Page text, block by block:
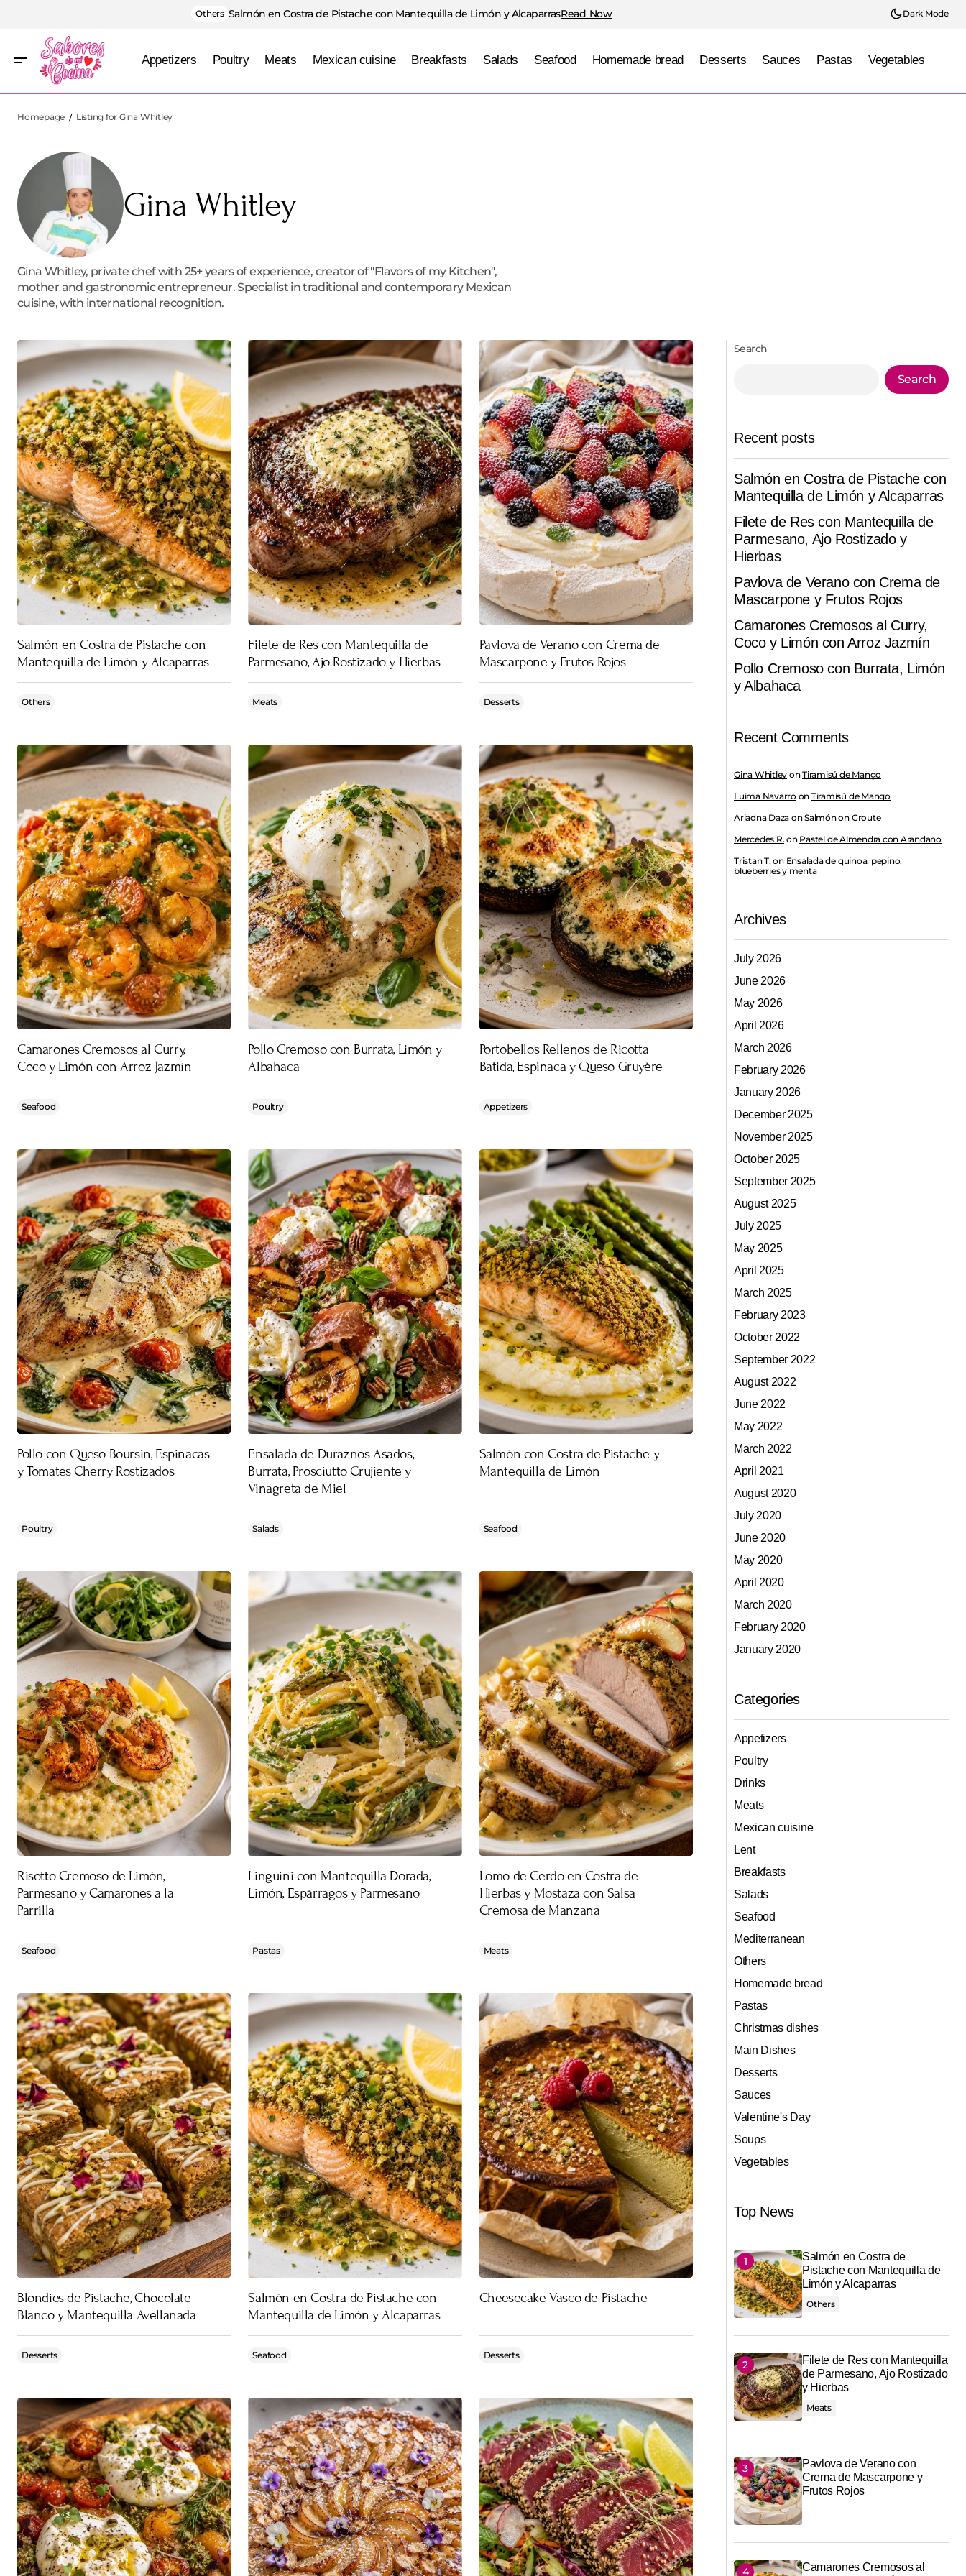
Others Salmón en Costra de Pistache con Mantequilla de Limón y AlcaparrasRead Now Dark Mode
Appetizers Poultry Meats Mexican cuisine Breakfasts Salads Seafood Homemade bread Desserts Sauces Pastas Vegetables
Homepage Listing for Gina Whitley
Gina Whitley
Gina Whitley, private chef with 25+ years of experience, creator of "Flavors of my Kitchen",
mother and gastronomic entrepreneur. Specialist in traditional and contemporary Mexican
cuisine, with international recognition.
Salmón en Costra de Pistache con
Mantequilla de Limón y Alcaparras
Others
Filete de Res con Mantequilla de
Parmesano, Ajo Rostizado y Hierbas
Meats
Pavlova de Verano con Crema de
Mascarpone y Frutos Rojos
Desserts
Camarones Cremosos al Curry,
Coco y Limón con Arroz Jazmín
Seafood
Pollo Cremoso con Burrata, Limón y
Albahaca
Poultry
Portobellos Rellenos de Ricotta
Batida, Espinaca y Queso Gruyère
Appetizers
Pollo con Queso Boursin, Espinacas
y Tomates Cherry Rostizados
Poultry
Ensalada de Duraznos Asados,
Burrata, Prosciutto Crujiente y
Vinagreta de Miel
Salads
Salmón con Costra de Pistache y
Mantequilla de Limón
Seafood
Risotto Cremoso de Limón,
Parmesano y Camarones a la
Parrilla
Seafood
Linguini con Mantequilla Dorada,
Limón, Espárragos y Parmesano
Pastas
Lomo de Cerdo en Costra de
Hierbas y Mostaza con Salsa
Cremosa de Manzana
Meats
Blondies de Pistache, Chocolate
Blanco y Mantequilla Avellanada
Desserts
Salmón en Costra de Pistache con
Mantequilla de Limón y Alcaparras
Seafood
Cheesecake Vasco de Pistache
Desserts
Search
Search
Recent posts
Salmón en Costra de Pistache con
Mantequilla de Limón y Alcaparras
Filete de Res con Mantequilla de
Parmesano, Ajo Rostizado y
Hierbas
Pavlova de Verano con Crema de
Mascarpone y Frutos Rojos
Camarones Cremosos al Curry,
Coco y Limón con Arroz Jazmín
Pollo Cremoso con Burrata, Limón
y Albahaca
Recent Comments
Gina Whitley onTiramisú de Mango
Luima Navarro on Tiramisú de Mango
Ariadna Daza onSalmón on Croute
Mercedes R. on Pastel de Almendra con Arandano
Tristan T. on Ensalada de quinoa, pepino,
blueberries y menta
Archives
July 2026
June 2026
May 2026
April 2026
March 2026
February 2026
January 2026
December 2025
November 2025
October 2025
September 2025
August 2025
July 2025
May 2025
April 2025
March 2025
February 2023
October 2022
September 2022
August 2022
June 2022
May 2022
March 2022
April 2021
August 2020
July 2020
June 2020
May 2020
April 2020
March 2020
February 2020
January 2020
Categories
Appetizers
Poultry
Drinks
Meats
Mexican cuisine
Lent
Breakfasts
Salads
Seafood
Mediterranean
Others
Homemade bread
Pastas
Christmas dishes
Main Dishes
Desserts
Sauces
Valentine's Day
Soups
Vegetables
Top News
Salmón en Costra de
Pistache con Mantequilla de
Limón y Alcaparras
Others
Filete de Res con Mantequilla
de Parmesano, Ajo Rostizado
y Hierbas
Meats
Pavlova de Verano con
Crema de Mascarpone y
Frutos Rojos
Camarones Cremosos al